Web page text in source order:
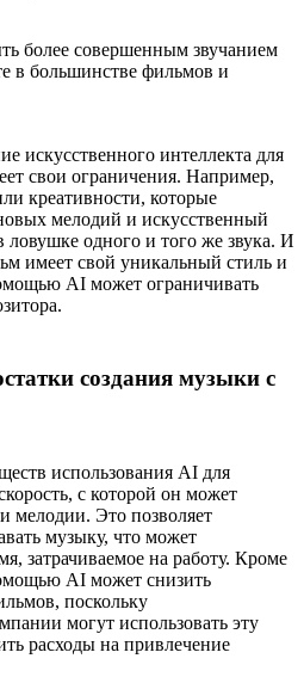
более совершенным звучанием
в большинстве фильмов и
искусственного интеллекта для
свои ограничения. Например,
креативности, которые
мелодий и искусственный
ловушке одного и того же звука. И
имеет свой уникальный стиль и
AI может ограничивать
создания музыки с
использования AI для
с которой он может
мелодии. Это позволяет
музыку, что может
затрачиваемое на работу. Кроме
AI может снизить
поскольку
могут использовать эту
расходы на привлечение